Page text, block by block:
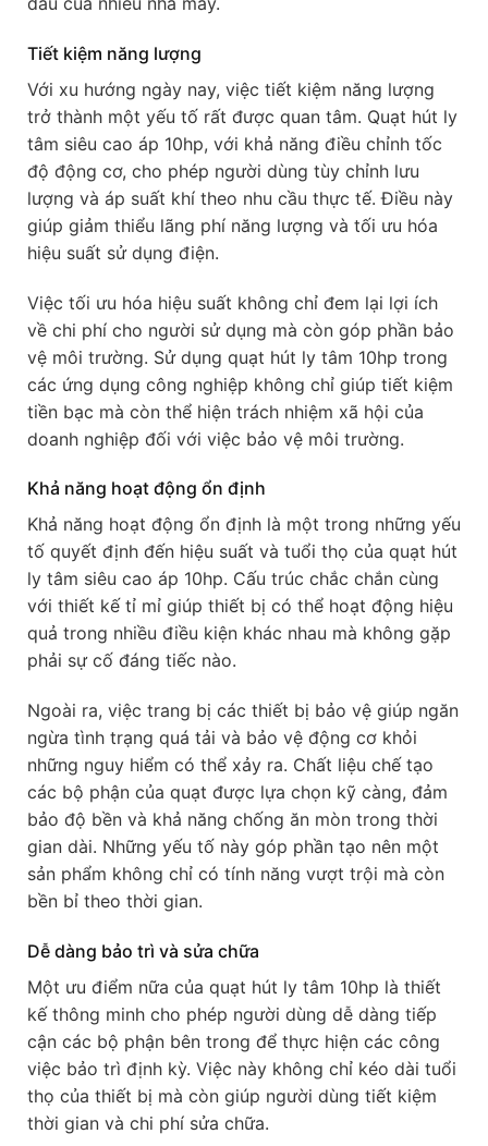
Tiết kiệm năng lượng
Với xu hướng ngày nay, việc tiết kiệm năng lượng
trở thành một yếu tố rất được quan tâm. Quạt hút ly
tâm siêu cao áp 10hp, với khả năng điều chỉnh tốc
độ động cơ, cho phép người dùng tùy chỉnh lưu
lượng và áp suất khí theo nhu cầu thực tế. Điều này
giúp giảm thiểu lãng phí năng lượng và tối ưu hóa
hiệu suất sử dụng điện.
Việc tối ưu hóa hiệu suất không chỉ đem lại lợi ích
về chi phí cho người sử dụng mà còn góp phần bảo
vệ môi trường. Sử dụng quạt hút ly tâm 10hp trong
các ứng dụng công nghiệp không chỉ giúp tiết kiệm
tiền bạc mà còn thể hiện trách nhiệm xã hội của
doanh nghiệp đối với việc bảo vệ môi trường.
Khả năng hoạt động ổn định
Khả năng hoạt động ổn định là một trong những yếu
tố quyết định đến hiệu suất và tuổi thọ của quạt hút
ly tâm siêu cao áp 10hp. Cấu trúc chắc chắn cùng
với thiết kế tỉ mỉ giúp thiết bị có thể hoạt động hiệu
quả trong nhiều điều kiện khác nhau mà không gặp
phải sự cố đáng tiếc nào.
Ngoài ra, việc trang bị các thiết bị bảo vệ giúp ngăn
ngừa tình trạng quá tải và bảo vệ động cơ khỏi
những nguy hiểm có thể xảy ra. Chất liệu chế tạo
các bộ phận của quạt được lựa chọn kỹ càng, đảm
bảo độ bền và khả năng chống ăn mòn trong thời
gian dài. Những yếu tố này góp phần tạo nên một
sản phẩm không chỉ có tính năng vượt trội mà còn
bền bỉ theo thời gian.
Dễ dàng bảo trì và sửa chữa
Một ưu điểm nữa của quạt hút ly tâm 10hp là thiết
kế thông minh cho phép người dùng dễ dàng tiếp
cận các bộ phận bên trong để thực hiện các công
việc bảo trì định kỳ. Việc này không chỉ kéo dài tuổi
thọ của thiết bị mà còn giúp người dùng tiết kiệm
thời gian và chi phí sửa chữa.